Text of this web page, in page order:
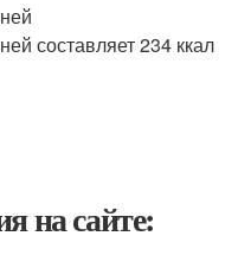
составляет 234 ккал
на сайте: